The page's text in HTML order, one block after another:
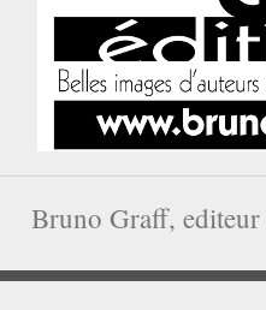
Bruno Graff,